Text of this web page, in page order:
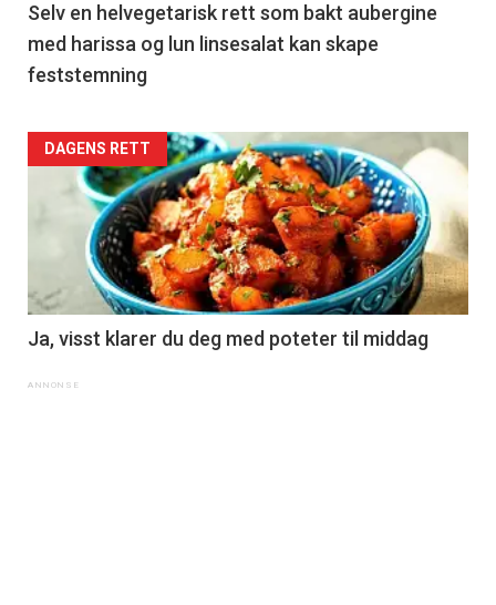
Selv en helvegetarisk rett som bakt aubergine
med harissa og lun linsesalat kan skape
feststemning
DAGENS RETT
Ja, visst klarer du deg med poteter til middag